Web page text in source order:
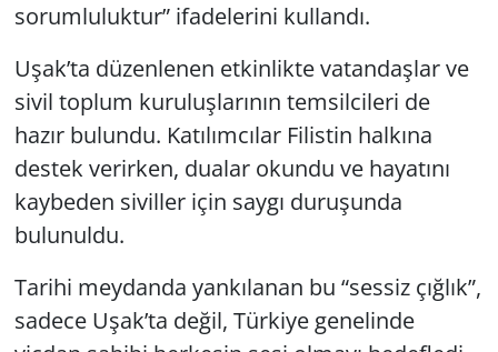
sorumluluktur” ifadelerini kullandı.
Uşak’ta düzenlenen etkinlikte vatandaşlar ve
sivil toplum kuruluşlarının temsilcileri de
hazır bulundu. Katılımcılar Filistin halkına
destek verirken, dualar okundu ve hayatını
kaybeden siviller için saygı duruşunda
bulunuldu.
Tarihi meydanda yankılanan bu “sessiz çığlık”,
sadece Uşak’ta değil, Türkiye genelinde